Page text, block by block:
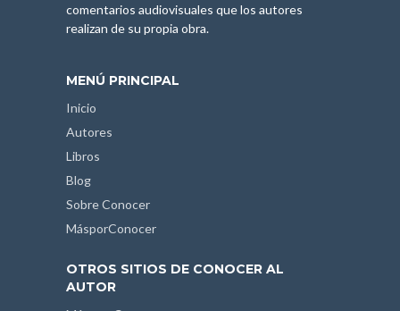
comentarios audiovisuales que los autores
realizan de su propia obra.
MENÚ PRINCIPAL
Inicio
Autores
Libros
Blog
Sobre Conocer
MásporConocer
OTROS SITIOS DE CONOCER AL
AUTOR